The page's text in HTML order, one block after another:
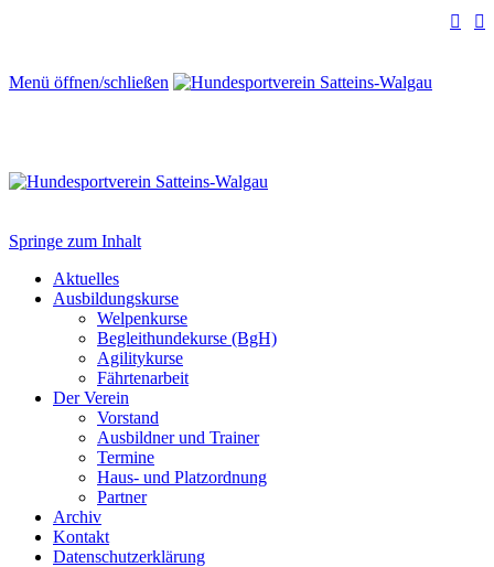
 
Menü öffnen/schließen
Springe zum Inhalt
Aktuelles
Ausbildungskurse
Welpenkurse
Begleithundekurse (BgH)
Agilitykurse
Fährtenarbeit
Der Verein
Vorstand
Ausbildner und Trainer
Termine
Haus- und Platzordnung
Partner
Archiv
Kontakt
Datenschutzerklärung